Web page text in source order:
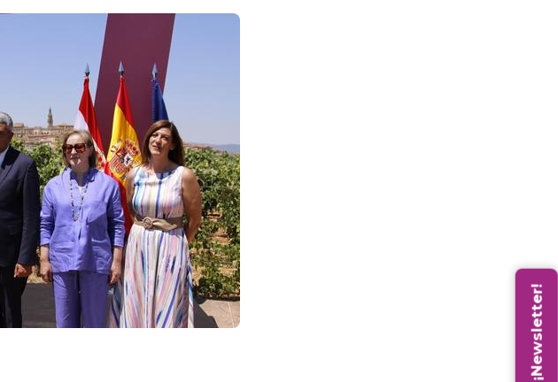
¡Newsletter!